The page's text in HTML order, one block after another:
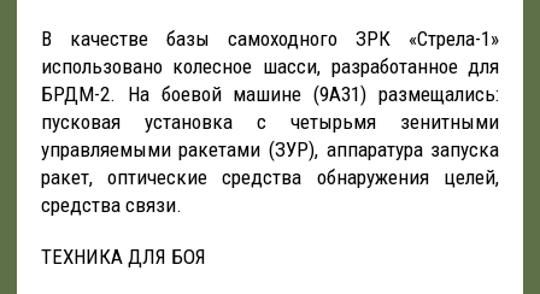
В качестве базы самоходного ЗРК «Стрела-1»
использовано колесное шасси, разработанное для
БРДМ-2. На боевой машине (9А31) размещались:
пусковая установка с четырьмя зенитными
управляемыми ракетами (ЗУР), аппаратура запуска
ракет, оптические средства обнаружения целей,
средства связи.
ТЕХНИКА ДЛЯ БОЯ